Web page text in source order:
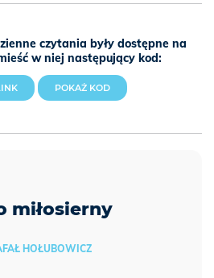
czytania były dostępne na
w niej następujący kod:
POKAŻ KOD
miłosierny
HOŁUBOWICZ